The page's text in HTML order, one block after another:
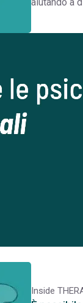
aiutando a
Inside